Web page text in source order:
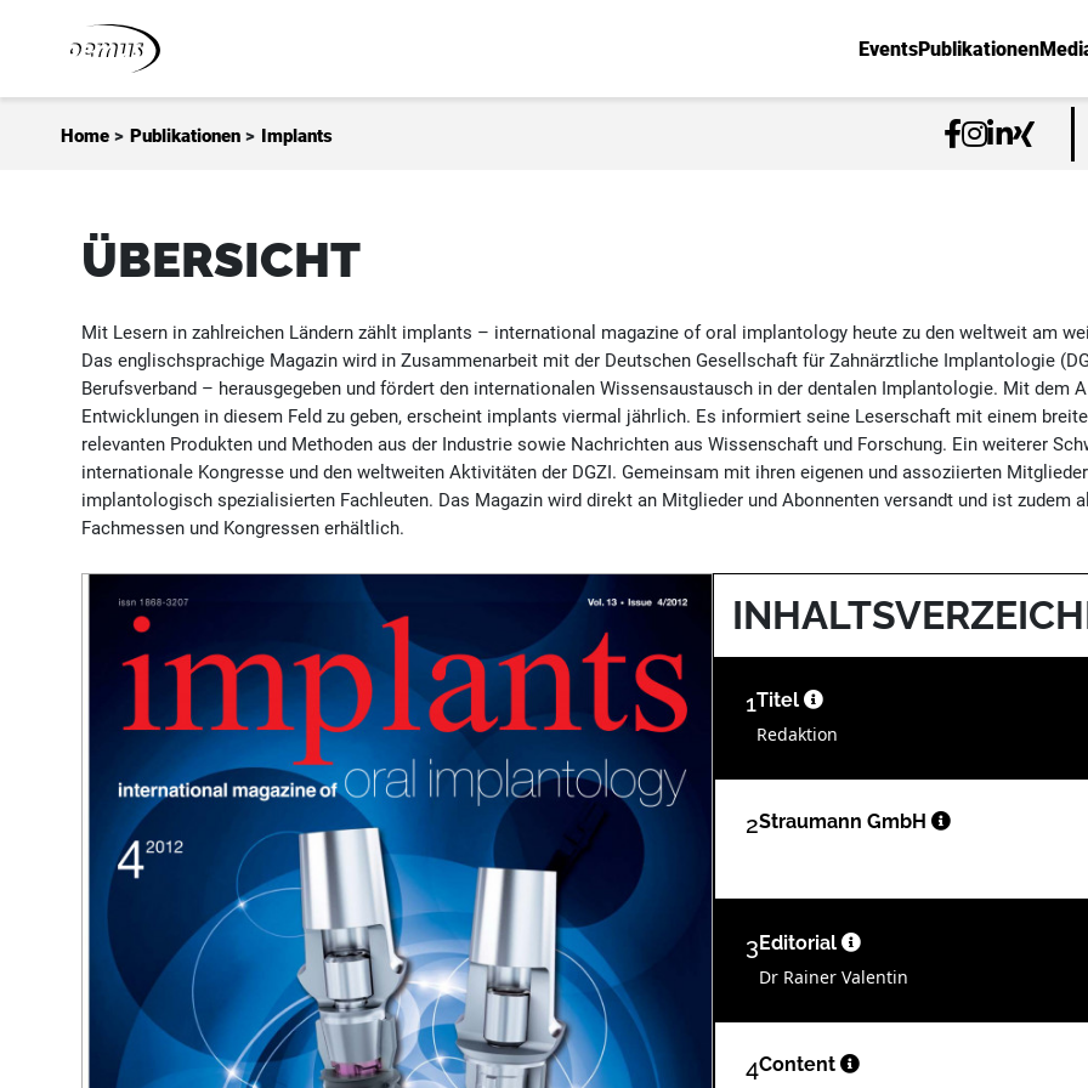
EventsPublikationen
Home > Publikationen > Implants
ÜBERSICHT
Mit Lesern in zahlreichen Ländern zählt implants – international magazine of oral implantology heute zu den weltweit am
Das englischsprachige Magazin wird in Zusammenarbeit mit der Deutschen Gesellschaft für Zahnärztliche Implantologie
Berufsverband – herausgegeben und fördert den internationalen Wissensaustausch in der dentalen Implantologie. Mit dem
Entwicklungen in diesem Feld zu geben, erscheint implants viermal jährlich. Es informiert seine Leserschaft mit einem
relevanten Produkten und Methoden aus der Industrie sowie Nachrichten aus Wissenschaft und Forschung. Ein weiterer
internationale Kongresse und den weltweiten Aktivitäten der DGZI. Gemeinsam mit ihren eigenen und assoziierten
implantologisch spezialisierten Fachleuten. Das Magazin wird direkt an Mitglieder und Abonnenten versandt und ist
Fachmessen und Kongressen erhältlich.
1Titel
Redaktion
2Straumann GmbH
3Editorial
Dr Rainer Valentin
4Content